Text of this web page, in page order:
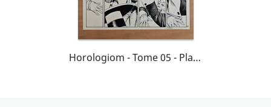
Horologiom - Tome 05 - Planche 23